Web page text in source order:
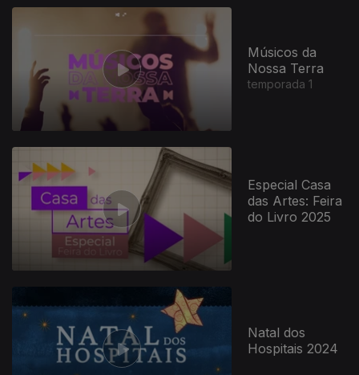
Músicos da
Nossa Terra
temporada 1
Especial Casa
das Artes: Feira
do Livro 2025
Natal dos
Hospitais 2024